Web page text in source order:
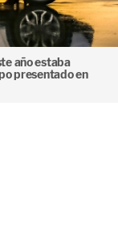
año estaba
presentado en